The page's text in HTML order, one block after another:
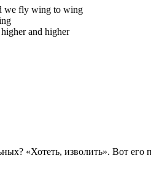
we fly wing to wing
and higher
«Хотеть, изволить». Вот его